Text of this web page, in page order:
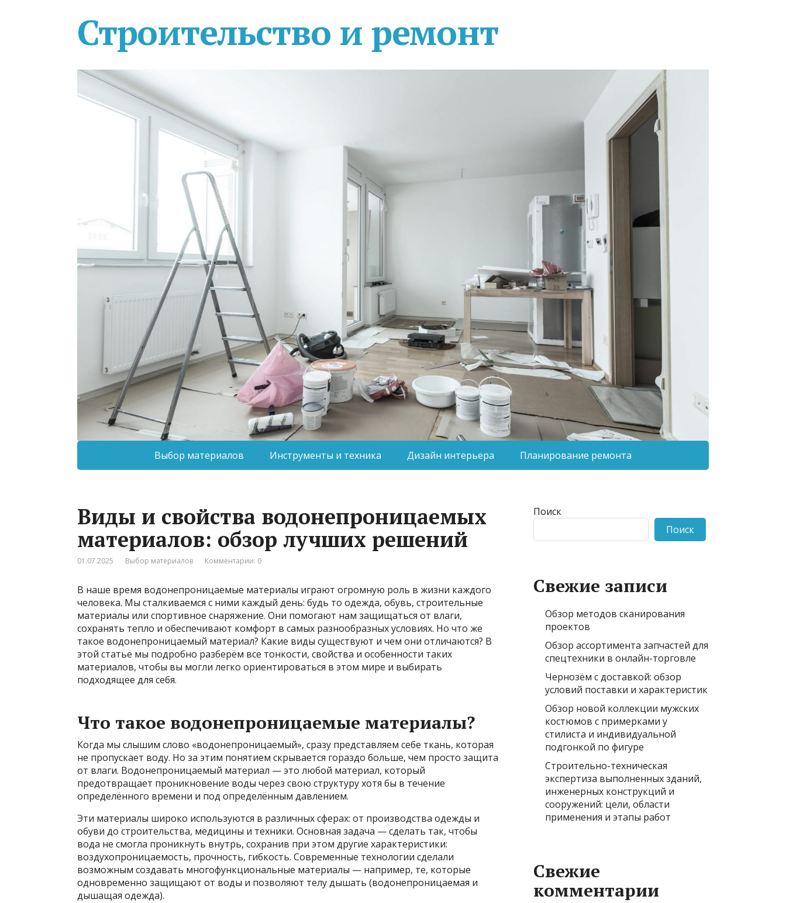
Строительство и ремонт
Выбор материалов Инструменты и техника Дизайн интерьера Планирование ремонта
Виды и свойства водонепроницаемых
материалов: обзор лучших решений
01.07.2025 Выбор материалов Комментарии: 0
В наше время водонепроницаемые материалы играют огромную роль в жизни каждого
человека. Мы сталкиваемся с ними каждый день: будь то одежда, обувь, строительные
материалы или спортивное снаряжение. Они помогают нам защищаться от влаги,
сохранять тепло и обеспечивают комфорт в самых разнообразных условиях. Но что же
такое водонепроницаемый материал? Какие виды существуют и чем они отличаются? В
этой статье мы подробно разберём все тонкости, свойства и особенности таких
материалов, чтобы вы могли легко ориентироваться в этом мире и выбирать
подходящее для себя.
Что такое водонепроницаемые материалы?
Когда мы слышим слово «водонепроницаемый», сразу представляем себе ткань, которая
не пропускает воду. Но за этим понятием скрывается гораздо больше, чем просто защита
от влаги. Водонепроницаемый материал — это любой материал, который
предотвращает проникновение воды через свою структуру хотя бы в течение
определённого времени и под определённым давлением.
Эти материалы широко используются в различных сферах: от производства одежды и
обуви до строительства, медицины и техники. Основная задача — сделать так, чтобы
вода не смогла проникнуть внутрь, сохранив при этом другие характеристики:
воздухопроницаемость, прочность, гибкость. Современные технологии сделали
возможным создавать многофункциональные материалы — например, те, которые
одновременно защищают от воды и позволяют телу дышать (водонепроницаемая и
дышащая одежда).
Поиск
Поиск
Свежие записи
Обзор методов сканирования
проектов
Обзор ассортимента запчастей для
спецтехники в онлайн-торговле
Чернозём с доставкой: обзор
условий поставки и характеристик
Обзор новой коллекции мужских
костюмов с примерками у
стилиста и индивидуальной
подгонкой по фигуре
Строительно-техническая
экспертиза выполненных зданий,
инженерных конструкций и
сооружений: цели, области
применения и этапы работ
Свежие
комментарии